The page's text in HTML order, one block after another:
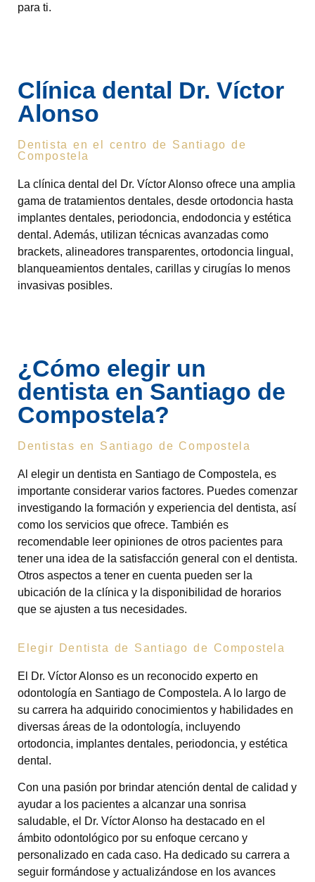
para ti.
Clínica dental Dr. Víctor
Alonso
Dentista en el centro de Santiago de
Compostela
La clínica dental del Dr. Víctor Alonso ofrece una amplia
gama de tratamientos dentales, desde ortodoncia hasta
implantes dentales, periodoncia, endodoncia y estética
dental. Además, utilizan técnicas avanzadas como
brackets, alineadores transparentes, ortodoncia lingual,
blanqueamientos dentales, carillas y cirugías lo menos
invasivas posibles.
¿Cómo elegir un
dentista en Santiago de
Compostela?
Dentistas en Santiago de Compostela
Al elegir un dentista en Santiago de Compostela, es
importante considerar varios factores. Puedes comenzar
investigando la formación y experiencia del dentista, así
como los servicios que ofrece. También es
recomendable leer opiniones de otros pacientes para
tener una idea de la satisfacción general con el dentista.
Otros aspectos a tener en cuenta pueden ser la
ubicación de la clínica y la disponibilidad de horarios
que se ajusten a tus necesidades.
Elegir Dentista de Santiago de Compostela
El Dr. Víctor Alonso es un reconocido experto en
odontología en Santiago de Compostela. A lo largo de
su carrera ha adquirido conocimientos y habilidades en
diversas áreas de la odontología, incluyendo
ortodoncia, implantes dentales, periodoncia, y estética
dental.
Con una pasión por brindar atención dental de calidad y
ayudar a los pacientes a alcanzar una sonrisa
saludable, el Dr. Víctor Alonso ha destacado en el
ámbito odontológico por su enfoque cercano y
personalizado en cada caso. Ha dedicado su carrera a
seguir formándose y actualizándose en los avances